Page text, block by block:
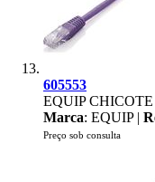
605553
EQUIP
Marca: EQUIP |
Preço sob consulta